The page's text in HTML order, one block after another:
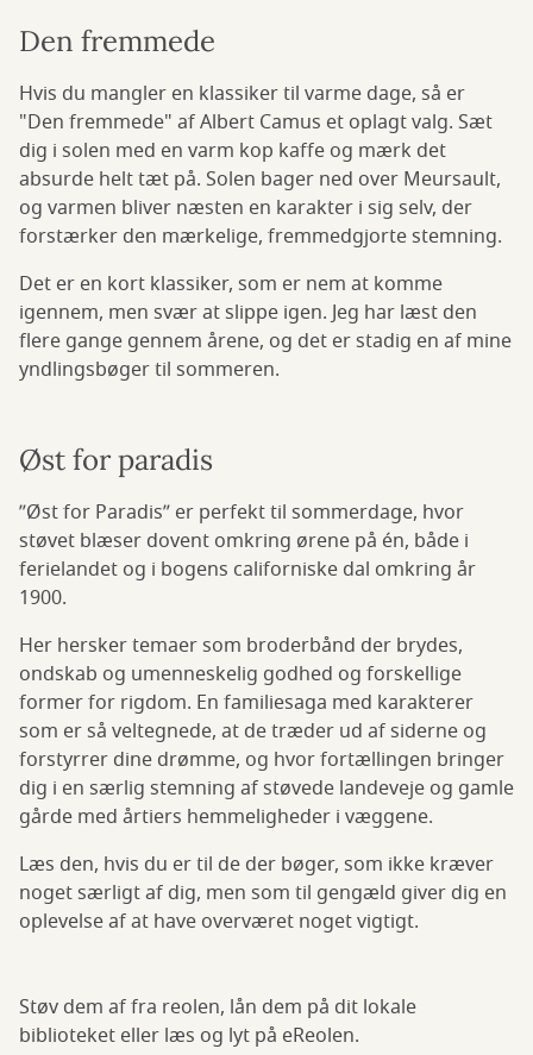
Den fremmede
Hvis du mangler en klassiker til varme dage, så er
"Den fremmede" af Albert Camus et oplagt valg. Sæt
dig i solen med en varm kop kaffe og mærk det
absurde helt tæt på. Solen bager ned over Meursault,
og varmen bliver næsten en karakter i sig selv, der
forstærker den mærkelige, fremmedgjorte stemning.
Det er en kort klassiker, som er nem at komme
igennem, men svær at slippe igen. Jeg har læst den
flere gange gennem årene, og det er stadig en af mine
yndlingsbøger til sommeren.
Øst for paradis
”Øst for Paradis” er perfekt til sommerdage, hvor
støvet blæser dovent omkring ørene på én, både i
ferielandet og i bogens californiske dal omkring år
1900.
Her hersker temaer som broderbånd der brydes,
ondskab og umenneskelig godhed og forskellige
former for rigdom. En familiesaga med karakterer
som er så veltegnede, at de træder ud af siderne og
forstyrrer dine drømme, og hvor fortællingen bringer
dig i en særlig stemning af støvede landeveje og gamle
gårde med årtiers hemmeligheder i væggene.
Læs den, hvis du er til de der bøger, som ikke kræver
noget særligt af dig, men som til gengæld giver dig en
oplevelse af at have overværet noget vigtigt.
Støv dem af fra reolen, lån dem på dit lokale
biblioteket eller læs og lyt på eReolen.